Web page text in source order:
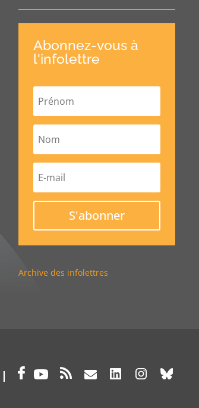
Abonnez-vous à
l'infolettre
S'abonner
Archive des infolettres
|